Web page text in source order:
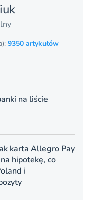
9350 artykułów
na liście
karta Allegro Pay
hipotekę, co
i